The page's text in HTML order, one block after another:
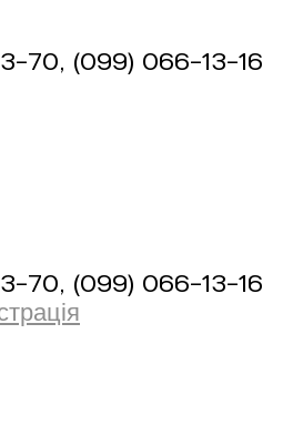
70, (099) 066-13-16
70, (099) 066-13-16